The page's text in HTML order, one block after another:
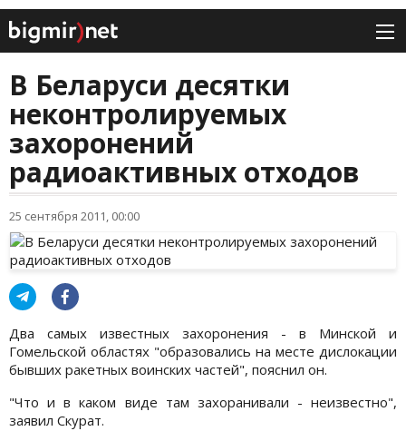
В Беларуси десятки
неконтролируемых
захоронений
радиоактивных отходов
25 сентября 2011, 00:00
Два самых известных захоронения - в Минской и
Гомельской областях "образовались на месте дислокации
бывших ракетных воинских частей", пояснил он.
"Что и в каком виде там захоранивали - неизвестно",
заявил Скурат.